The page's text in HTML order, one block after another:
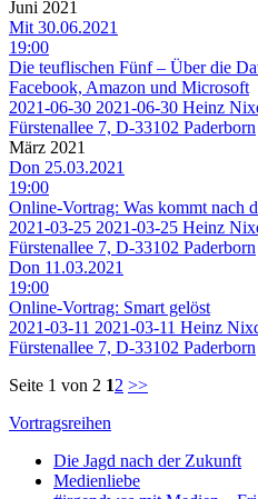
Juni 2021
Mit 30.06.2021
19:00
Die teuflischen Fünf – Über die
Facebook, Amazon und Microsoft
2021-06-30 2021-06-30 Heinz
Fürstenallee 7, D-33102 Paderborn
März 2021
Don 25.03.2021
19:00
Online-Vortrag: Was kommt nach
2021-03-25 2021-03-25 Heinz
Fürstenallee 7, D-33102 Paderborn
Don 11.03.2021
19:00
Online-Vortrag: Smart gelöst
2021-03-11 2021-03-11 Heinz
Fürstenallee 7, D-33102 Paderborn
Seite 1 von 2 12 >>
Vortragsreihen
Die Jagd nach der Zukunft
Medienliebe